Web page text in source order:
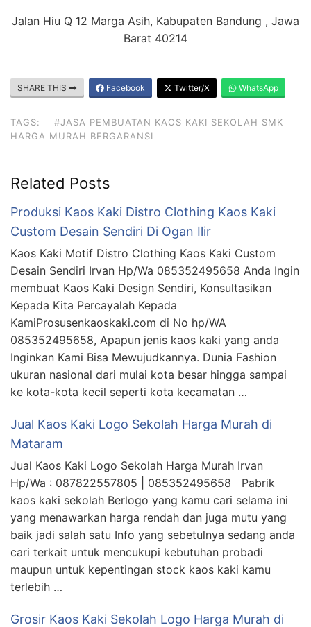
Jalan Hiu Q 12 Marga Asih, Kabupaten Bandung , Jawa
Barat 40214
SHARE THIS Facebook Twitter/X WhatsApp
TAGS:
#JASA PEMBUATAN KAOS KAKI SEKOLAH SMK
HARGA MURAH BERGARANSI
Related Posts
Produksi Kaos Kaki Distro Clothing Kaos Kaki
Custom Desain Sendiri Di Ogan Ilir
Kaos Kaki Motif Distro Clothing Kaos Kaki Custom
Desain Sendiri Irvan Hp/Wa 085352495658 Anda Ingin
membuat Kaos Kaki Design Sendiri, Konsultasikan
Kepada Kita Percayalah Kepada
KamiProsusenkaoskaki.com di No hp/WA
085352495658, Apapun jenis kaos kaki yang anda
Inginkan Kami Bisa Mewujudkannya. Dunia Fashion
ukuran nasional dari mulai kota besar hingga sampai
ke kota-kota kecil seperti kota kecamatan …
Jual Kaos Kaki Logo Sekolah Harga Murah di
Mataram
Jual Kaos Kaki Logo Sekolah Harga Murah Irvan
Hp/Wa : 087822557805 | 085352495658 Pabrik
kaos kaki sekolah Berlogo yang kamu cari selama ini
yang menawarkan harga rendah dan juga mutu yang
baik jadi salah satu Info yang sebetulnya sedang anda
cari terkait untuk mencukupi kebutuhan probadi
maupun untuk kepentingan stock kaos kaki kamu
terlebih …
Grosir Kaos Kaki Sekolah Logo Harga Murah di